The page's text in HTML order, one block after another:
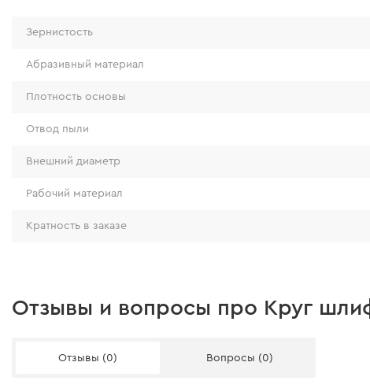
Зернистость
Абразивный материал
Плотность основы
Отвод пыли
Внешний диаметр
Рабочий материал
Кратность в заказе
Отзывы и вопросы про Круг
Отзывы (0) Вопросы (0)